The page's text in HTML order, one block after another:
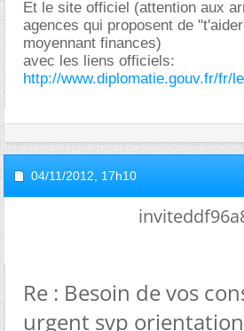
Et le site officiel (attention aux
agences qui proposent de
moyennant finances)
avec les liens officiels:
http://www.diplomatie.gouv.fr/fr/
04/11/2012, 17h10
Re : Besoin de vos
urgent svp